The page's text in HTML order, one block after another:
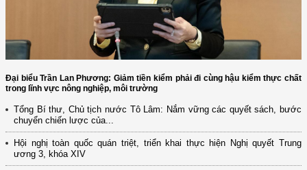
Đại biểu Trần Lan Phương: Giảm tiền kiểm phải đi cùng hậu kiểm thực chất
trong lĩnh vực nông nghiệp, môi trường
Tổng Bí thư, Chủ tịch nước Tô Lâm: Nắm vững các quyết sách, bước
chuyển chiến lược của...
Hội nghị toàn quốc quán triệt, triển khai thực hiện Nghị quyết Trung
ương 3, khóa XIV